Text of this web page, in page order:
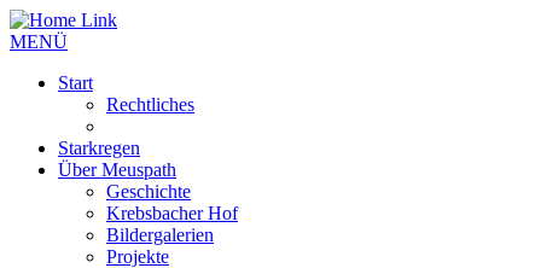
MENÜ
Start
Rechtliches
Starkregen
Über Meuspath
Geschichte
Krebsbacher Hof
Bildergalerien
Projekte